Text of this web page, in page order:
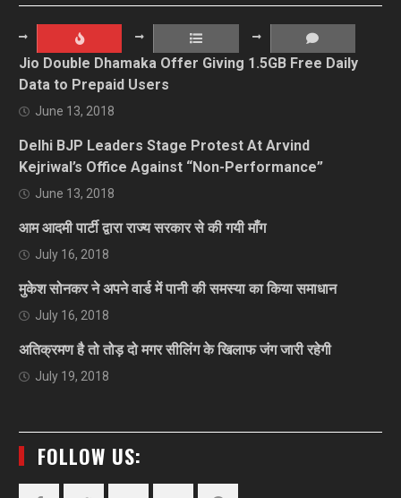
Jio Double Dhamaka Offer Giving 1.5GB Free Daily
Data to Prepaid Users
June 13, 2018
Delhi BJP Leaders Stage Protest At Arvind
Kejriwal’s Office Against “Non-Performance”
June 13, 2018
आम आदमी पार्टी द्वारा राज्य सरकार से की गयी माँग
July 16, 2018
मुकेश सोनकर ने अपने वार्ड में पानी की समस्या का किया समाधान
July 16, 2018
अतिक्रमण है तो तोड़ दो मगर सीलिंग के खिलाफ जंग जारी रहेगी
July 19, 2018
FOLLOW US: